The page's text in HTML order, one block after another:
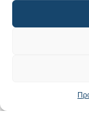
Κατηγορίες